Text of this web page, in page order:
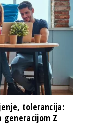
tolerancija:
generacijom Z